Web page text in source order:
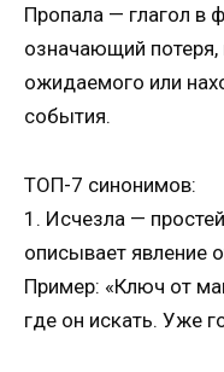
Пропала — глагол в
означающий потеря,
ожидаемого или
события.
ТОП-7 синонимов:
1. Исчезла —
описывает явление
Пример: «Ключ от
где он искать. Уже